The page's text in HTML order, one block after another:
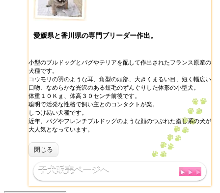
愛媛県と香川県の専門ブリーダー作出。
小型のブルドッグとパグやテリアを配して作出されたフランス原産の
犬種です。
コウモリの羽のような耳、角型の頭部、大きくまるい目、短く幅広い
口吻、なめらかな光沢のある短毛のずんぐりした体形の小型犬。
体重１０Ｋｇ、体高３０センチ前後です。
聡明で活発な性格で飼い主とのコンタクトが楽。
しつけ易い犬種です。
近年、パグやフレンチブルドッグのような顔のつぶれた癒し系の犬が
大人気となっています。
閉じる
子犬販売ページへ